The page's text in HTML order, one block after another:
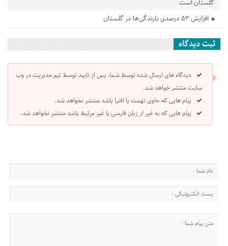
گلستان است
افزایش ۵۳ درصدی بارندگی‌ها در گلستان
ثبت دیدگاه
دیدگاه های ارسال شده توسط شما، پس از تایید توسط تیم مدیریت در وب
سایت منتشر خواهد شد.
پیام هایی که حاوی تهمت یا افترا باشد منتشر نخواهد شد.
پیام هایی که به غیر از زبان فارسی یا غیر مرتبط باشد منتشر نخواهد شد.